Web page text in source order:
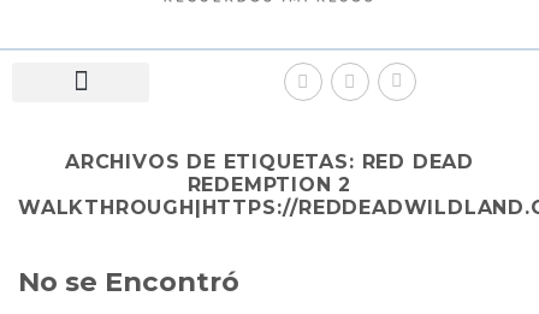
ARCHIVOS DE ETIQUETAS: RED DEAD
REDEMPTION 2
WALKTHROUGH|HTTPS://
No se Encontró